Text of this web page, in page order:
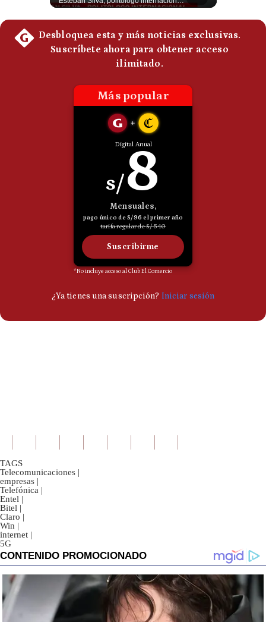
TAGS
Telecomunicaciones |
empresas |
Telefónica |
Entel |
Bitel |
Claro |
Win |
internet |
5G